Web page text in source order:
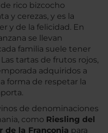
rico bizcocho
y cerezas, y es la
y de la felicidad. En
se llevan
familia suele tener
tartas de frutos rojos,
adquiridos a
forma de respetar la
de denominaciones
como Riesling del
de la Franconia para